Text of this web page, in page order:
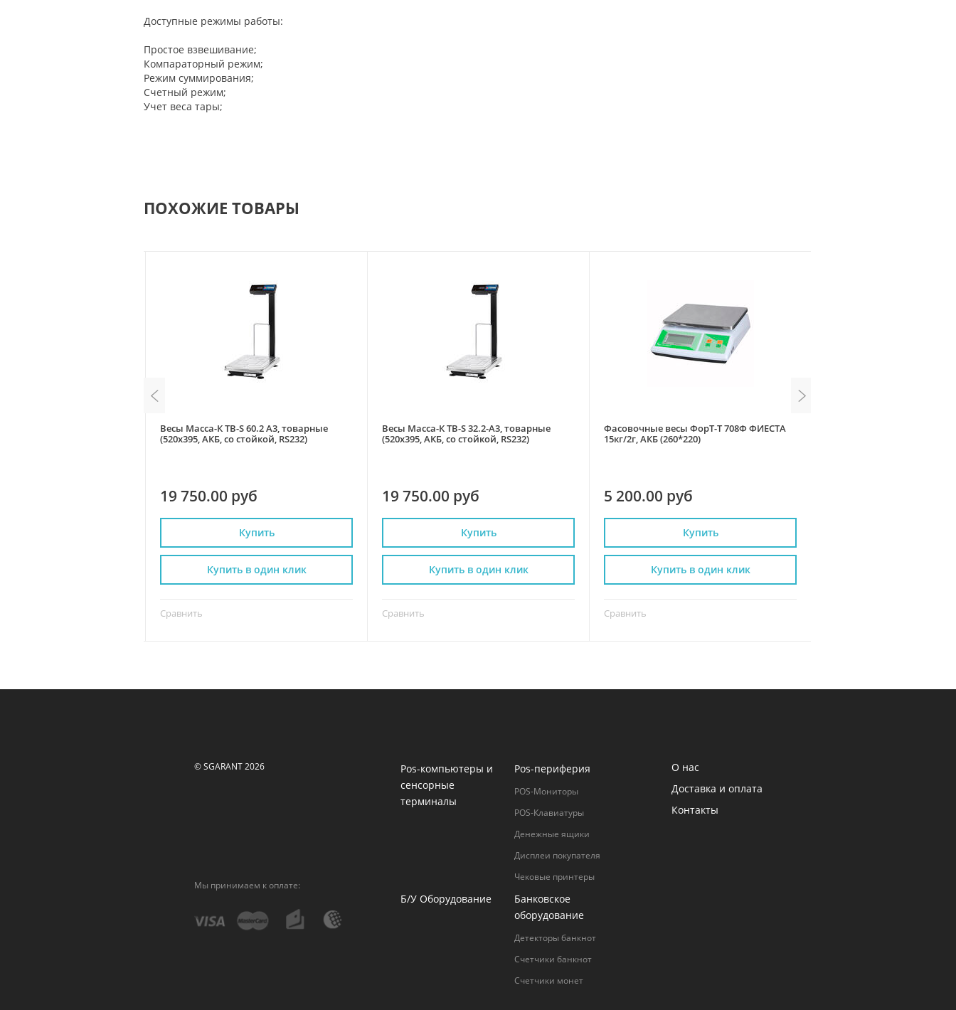
Доступные режимы работы:
Простое взвешивание;
Компараторный режим;
Режим суммирования;
Счетный режим;
Учет веса тары;
ПОХОЖИЕ ТОВАРЫ
Весы Масса-К ТВ-S 60.2 А3, товарные
(520х395, АКБ, со стойкой, RS232)
19 750.00 руб
Купить
Сравнить
Купить в один клик
Весы Масса-К ТВ-S 32.2-А3, товарные
(520х395, АКБ, со стойкой, RS232)
19 750.00 руб
Купить
Сравнить
Купить в один клик
Фасовочные весы ФорТ-Т 708Ф ФИЕСТА
15кг/2г, АКБ (260*220)
5 200.00 руб
Купить
Сравнить
Купить в один клик
© SGARANT 2026
Мы принимаем к оплате:
Pos-компьютеры и
сенсорные
терминалы
Pos-периферия
POS-Мониторы
POS-Клавиатуры
Денежные ящики
Дисплеи покупателя
Чековые принтеры
Б/У Оборудование
Банковское
оборудование
Детекторы банкнот
Счетчики банкнот
Счетчики монет
О нас
Доставка и оплата
Контакты